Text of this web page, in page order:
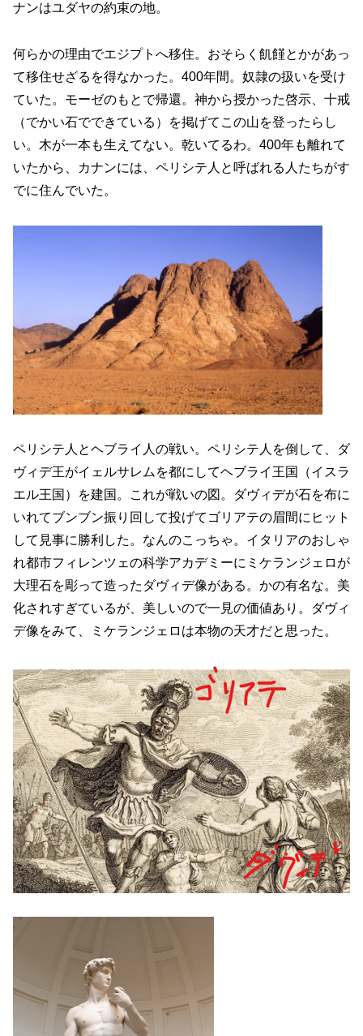
ナンはユダヤの約束の地。
何らかの理由でエジプトへ移住。おそらく飢饉とかがあっ
て移住せざるを得なかった。400年間。奴隷の扱いを受け
ていた。モーゼのもとで帰還。神から授かった啓示、十戒
（でかい石でできている）を掲げてこの山を登ったらし
い。木が一本も生えてない。乾いてるわ。400年も離れて
いたから、カナンには、ペリシテ人と呼ばれる人たちがす
でに住んでいた。
ペリシテ人とヘブライ人の戦い。ペリシテ人を倒して、ダ
ヴィデ王がイェルサレムを都にしてヘブライ王国（イスラ
エル王国）を建国。これが戦いの図。ダヴィデが石を布に
いれてブンブン振り回して投げてゴリアテの眉間にヒット
して見事に勝利した。なんのこっちゃ。イタリアのおしゃ
れ都市フィレンツェの科学アカデミーにミケランジェロが
大理石を彫って造ったダヴィデ像がある。かの有名な。美
化されすぎているが、美しいので一見の価値あり。ダヴィ
デ像をみて、ミケランジェロは本物の天才だと思った。